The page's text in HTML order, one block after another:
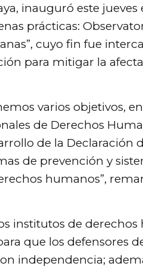
inauguró este
prácticas:
cuyo fin fue
para mitigar la
varios objetivos,
de Derechos
de la Declaración
de prevención y
humanos”,
institutos de
que los defensores
independencia;